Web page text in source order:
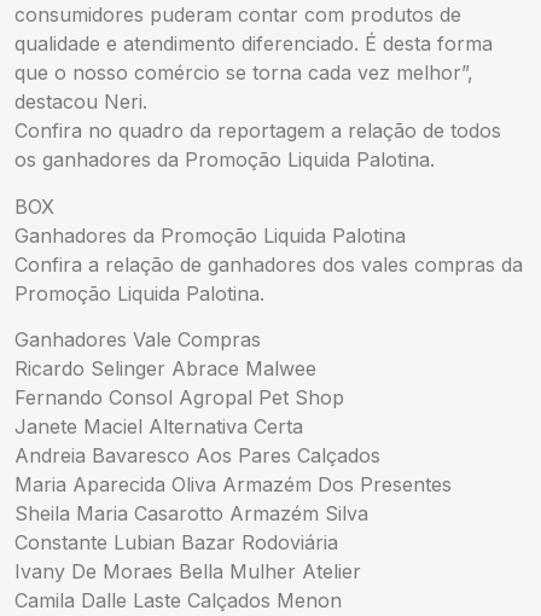
consumidores puderam contar com produtos de
qualidade e atendimento diferenciado. É desta forma
que o nosso comércio se torna cada vez melhor”,
destacou Neri.
Confira no quadro da reportagem a relação de todos
os ganhadores da Promoção Liquida Palotina.
BOX
Ganhadores da Promoção Liquida Palotina
Confira a relação de ganhadores dos vales compras da
Promoção Liquida Palotina.
Ganhadores Vale Compras
Ricardo Selinger Abrace Malwee
Fernando Consol Agropal Pet Shop
Janete Maciel Alternativa Certa
Andreia Bavaresco Aos Pares Calçados
Maria Aparecida Oliva Armazém Dos Presentes
Sheila Maria Casarotto Armazém Silva
Constante Lubian Bazar Rodoviária
Ivany De Moraes Bella Mulher Atelier
Camila Dalle Laste Calçados Menon